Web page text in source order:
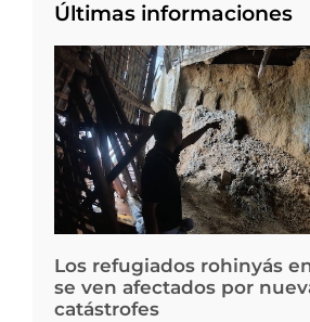
Últimas informaciones
Los refugiados rohinyás
se ven afectados por
catástrofes